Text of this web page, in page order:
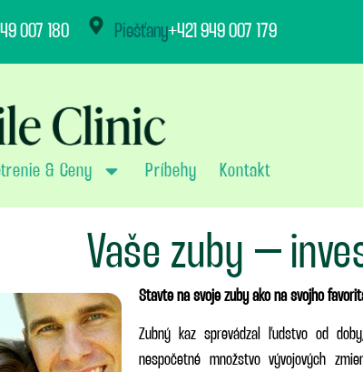
007 180 Piešťany+421 949 007 179
& Ceny Príbehy Kontakt
Vaše zuby –
Stavte na svoje zuby ako na svojho
Zubný kaz sprevádzal ľudstvo od
nespočetné množstvo vývojových